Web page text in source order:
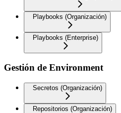
Playbooks (Organización)
Playbooks (Enterprise)
Gestión de Environment
Secretos (Organización)
Repositorios (Organización)